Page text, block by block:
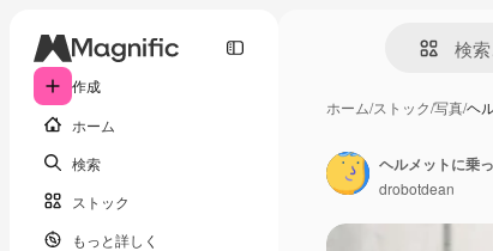
作成
ホーム
検索
ストック
もっと詳しく
ホーム/ストック/写真/ヘ
ヘルメットに乗
drobotdean